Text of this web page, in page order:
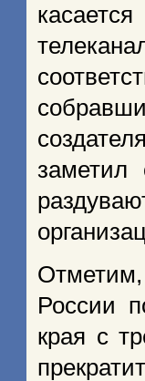
заметил
России
края с